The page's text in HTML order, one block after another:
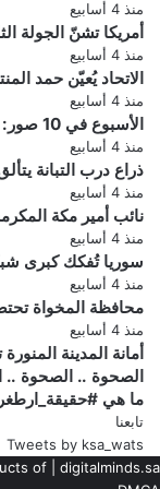
منذ 4 أسابيع
أمريكا تشنّ الجولة
منذ 4 أسابيع
الاتحاد يُعيّن حمد
منذ 4 أسابيع
الأسبوع في 10 صور: صدمة هستيرية في المونديال.. وتشييع «المرشد الإيراني» يشعل العالم
منذ 4 أسابيع
ذراع درب التبانة
منذ 4 أسابيع
نائب أمير مكة
منذ 4 أسابيع
سوريا تُفكك كبرى
منذ 4 أسابيع
محافظة المخواة
منذ 4 أسابيع
أمانة المدينة
الصحوة
..
الصحوة
..
الصحوة
الصحوة .. الصحوة ..
‏ما
هي
‎#حقيقة_ارطغرل
؟
‏ما هي ‎#حقيقة_ارطغرل ؟ شاهد الحلقة الثالثة من برنامج ‎#العصملي
تابعنا
Tweets by ksa_wats
of | digitalminds.sa